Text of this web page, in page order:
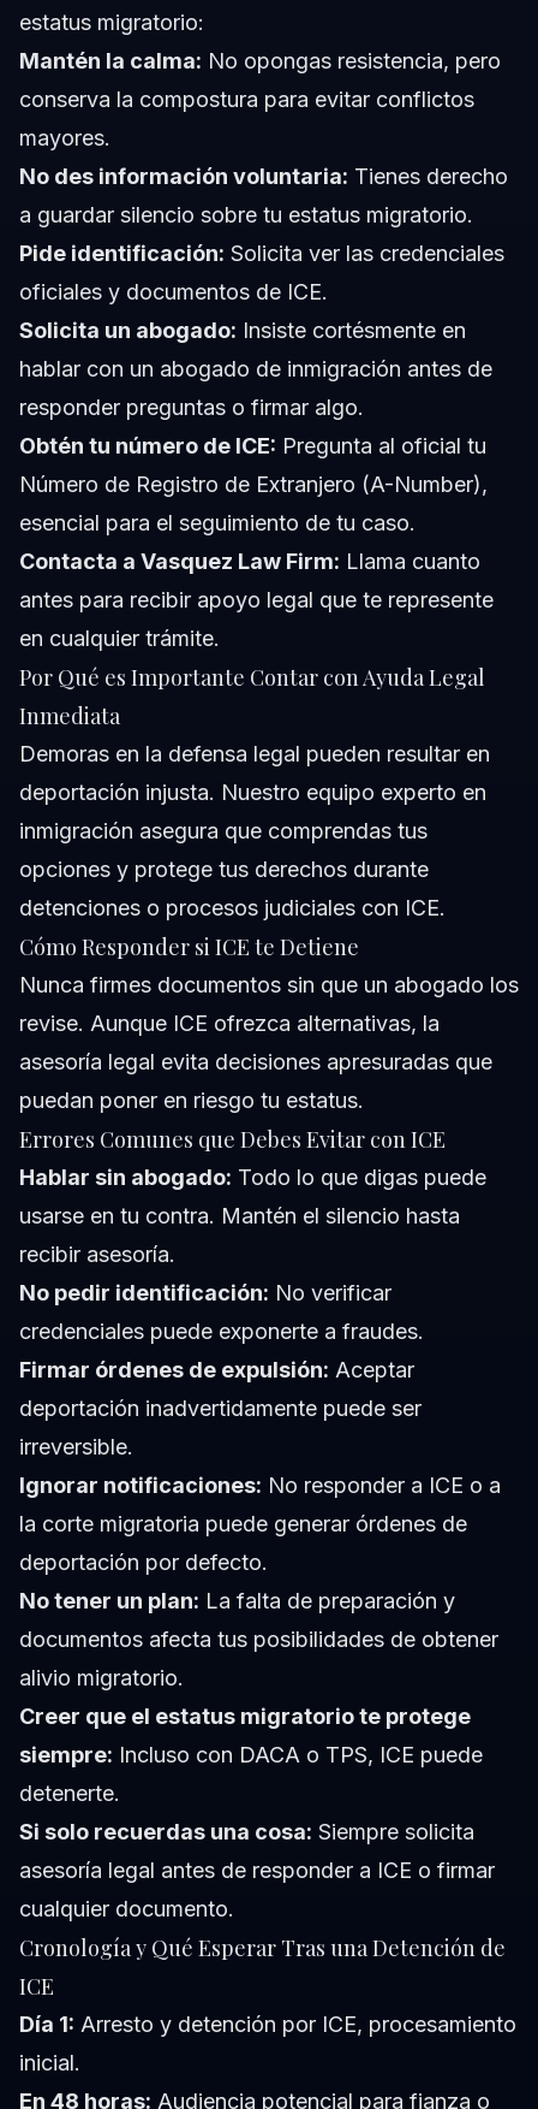
estatus migratorio:
Mantén la calma: No opongas resistencia, pero
conserva la compostura para evitar conflictos
mayores.
No des información voluntaria: Tienes derecho
a guardar silencio sobre tu estatus migratorio.
Pide identificación: Solicita ver las credenciales
oficiales y documentos de ICE.
Solicita un abogado: Insiste cortésmente en
hablar con un abogado de inmigración antes de
responder preguntas o firmar algo.
Obtén tu número de ICE: Pregunta al oficial tu
Número de Registro de Extranjero (A-Number),
esencial para el seguimiento de tu caso.
Contacta a Vasquez Law Firm: Llama cuanto
antes para recibir apoyo legal que te represente
en cualquier trámite.
Por Qué es Importante Contar con Ayuda Legal
Inmediata
Demoras en la defensa legal pueden resultar en
deportación injusta. Nuestro equipo experto en
inmigración asegura que comprendas tus
opciones y protege tus derechos durante
detenciones o procesos judiciales con ICE.
Cómo Responder si ICE te Detiene
Nunca firmes documentos sin que un abogado los
revise. Aunque ICE ofrezca alternativas, la
asesoría legal evita decisiones apresuradas que
puedan poner en riesgo tu estatus.
Errores Comunes que Debes Evitar con ICE
Hablar sin abogado: Todo lo que digas puede
usarse en tu contra. Mantén el silencio hasta
recibir asesoría.
No pedir identificación: No verificar
credenciales puede exponerte a fraudes.
Firmar órdenes de expulsión: Aceptar
deportación inadvertidamente puede ser
irreversible.
Ignorar notificaciones: No responder a ICE o a
la corte migratoria puede generar órdenes de
deportación por defecto.
No tener un plan: La falta de preparación y
documentos afecta tus posibilidades de obtener
alivio migratorio.
Creer que el estatus migratorio te protege
siempre: Incluso con DACA o TPS, ICE puede
detenerte.
Si solo recuerdas una cosa: Siempre solicita
asesoría legal antes de responder a ICE o firmar
cualquier documento.
Cronología y Qué Esperar Tras una Detención de
ICE
Día 1: Arresto y detención por ICE, procesamiento
inicial.
En 48 horas: Audiencia potencial para fianza o